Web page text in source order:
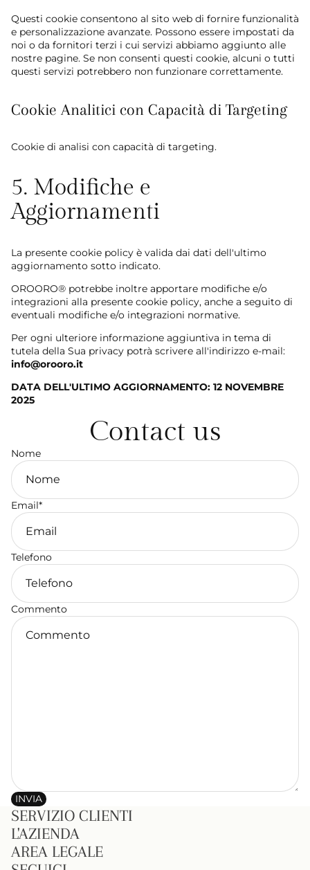
Questi cookie consentono al sito web di fornire funzionalità
e personalizzazione avanzate. Possono essere impostati da
noi o da fornitori terzi i cui servizi abbiamo aggiunto alle
nostre pagine. Se non consenti questi cookie, alcuni o tutti
questi servizi potrebbero non funzionare correttamente.
Cookie Analitici con Capacità di Targeting
Cookie di analisi con capacità di targeting.
5. Modifiche e
Aggiornamenti
La presente cookie policy è valida dai dati dell'ultimo
aggiornamento sotto indicato.
OROORO® potrebbe inoltre apportare modifiche e/o
integrazioni alla presente cookie policy, anche a seguito di
eventuali modifiche e/o integrazioni normative.
Per ogni ulteriore informazione aggiuntiva in tema di
tutela della Sua privacy potrà scrivere all'indirizzo e-mail:
info@orooro.it
DATA DELL'ULTIMO AGGIORNAMENTO: 12 NOVEMBRE
2025
Contact us
Nome
Email*
Telefono
Commento
INVIA
SERVIZIO CLIENTI
L'AZIENDA
AREA LEGALE